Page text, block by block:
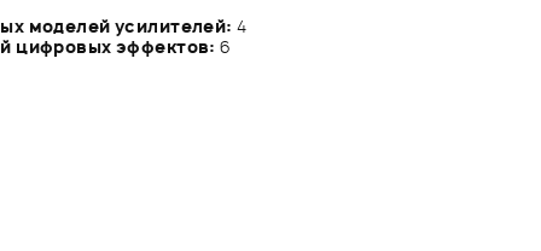
моделей усилителей: 4
цифровых эффектов: 6